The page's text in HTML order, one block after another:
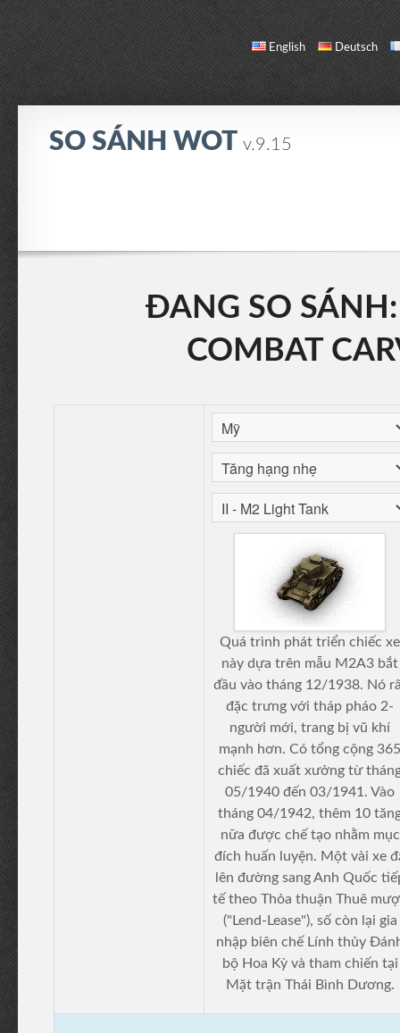
English Deutsch
SO SÁNH WOT v.9.15
ĐANG SO
COMBAT
Quá trình phát triển chiếc xe
này dựa trên mẫu M2A3 bắt
đầu vào tháng 12/1938. Nó
đặc trưng với tháp pháo 2-
người mới, trang bị vũ khí
mạnh hơn. Có tổng cộng 365
chiếc đã xuất xưởng từ
05/1940 đến 03/1941. Vào
tháng 04/1942, thêm 10
nữa được chế tạo nhằm mục
đích huấn luyện. Một vài xe
lên đường sang Anh Quốc
tế theo Thỏa thuận Thuê
("Lend-Lease"), số còn lại gia
nhập biên chế Lính thủy
bộ Hoa Kỳ và tham chiến tại
Mặt trận Thái Bình Dương.